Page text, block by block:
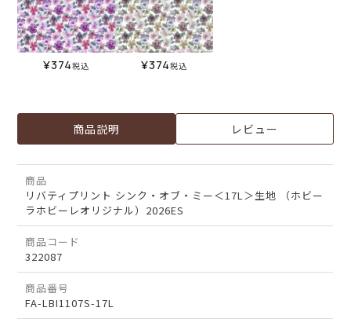
¥374税込 ¥374税込
商品説明 レビュー
商品
リバティプリント シンク・オブ・ミー＜17L＞生地 （ホビー
ラホビーレオリジナル）2026ES
商品コード
322087
商品番号
FA-LBI1107S-17L